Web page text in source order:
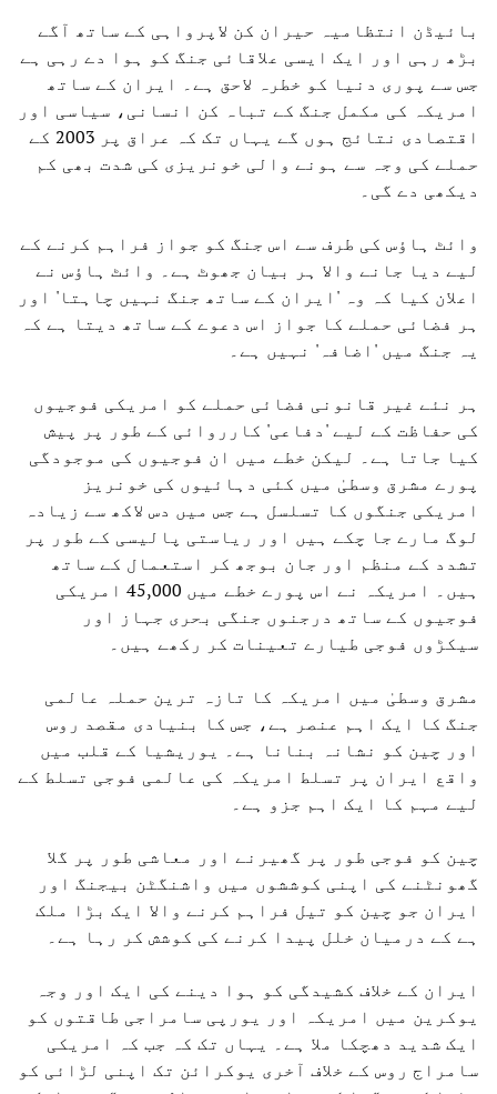
بائیڈن انتظامیہ حیران کن لاپرواہی کے ساتھ آگے
بڑھ رہی اور ایک ایسی علاقائی جنگ کو ہوا دے رہی ہے
جس سے پوری دنیا کو خطرہ لاحق ہے۔ ایران کے ساتھ
امریکہ کی مکمل جنگ کے تباہ کن انسانی، سیاسی اور
اقتصادی نتائج ہوں گے یہاں تک کہ عراق پر 2003 کے
حملے کی وجہ سے ہونے والی خونریزی کی شدت بھی کم
دیکھی دے گی۔
وائٹ ہاؤس کی طرف سے اس جنگ کو جواز فراہم کرنے کے
لیے دیا جانے والا ہر بیان جھوٹ ہے۔ وائٹ ہاؤس نے
اعلان کیا کہ وہ 'ایران کے ساتھ جنگ ​​نہیں چاہتا' اور
ہر فضائی حملے کا جواز اس دعوے کے ساتھ دیتا ہے کہ
یہ جنگ میں 'اضافہ' نہیں ہے۔
ہر نئے غیر قانونی فضائی حملے کو امریکی فوجیوں
کی حفاظت کے لیے 'دفاعی' کارروائی کے طور پر پیش
کیا جاتا ہے۔ لیکن خطے میں ان فوجیوں کی موجودگی
پورے مشرق وسطیٰ میں کئی دہائیوں کی خونریز
امریکی جنگوں کا تسلسل ہے جس میں دس لاکھ سے زیادہ
لوگ مارے جا چکے ہیں اور ریاستی پالیسی کے طور پر
تشدد کے منظم اور جان بوجھ کر استعمال کے ساتھ
ہیں۔ امریکہ نے اس پورے خطے میں 45,000 امریکی
فوجیوں کے ساتھ درجنوں جنگی بحری جہاز اور
سیکڑوں فوجی طیارے تعینات کر رکھے ہیں۔
مشرق وسطیٰ میں امریکہ کا تازہ ترین حملہ عالمی
جنگ کا ایک اہم عنصر ہے، جس کا بنیادی مقصد روس
اور چین کو نشانہ بنانا ہے۔ یوریشیا کے قلب میں
واقع ایران پر تسلط امریکہ کی عالمی فوجی تسلط کے
لیے مہم کا ایک اہم جزو ہے۔
چین کو فوجی طور پر گھیرنے اور معاشی طور پر گلا
گھونٹنے کی اپنی کوششوں میں واشنگٹن بیجنگ اور
ایران جو چین کو تیل فراہم کرنے والا ایک بڑا ملک
ہے کے درمیان خلل پیدا کرنے کی کوشش کر رہا ہے۔
ایران کے خلاف کشیدگی کو ہوا دینے کی ایک اور وجہ
یوکرین میں امریکہ اور یورپی سامراجی طاقتوں کو
ایک شدید دھچکا ملا ہے۔ یہاں تک کہ جب کہ امریکی
سامراج روس کے خلاف آخری یوکرائن تک اپنی لڑائی کو